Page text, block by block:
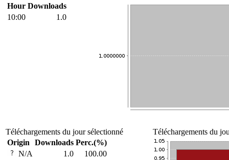
Hour Downloads
10:00
1.0
Téléchargements du jour sélectionné
Origin
Downloads Perc.(%)
N/A
1.0 100.00
Téléchargements du